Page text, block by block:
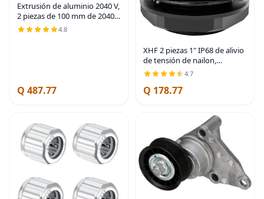
Extrusión de aluminio 2040 V,
2 piezas de 100 mm de 2040
ranura en V estándar
europeo anodizado perfil de
4.8
Q 487.77
XHF 2 piezas 1" IP68 de alivio
de tensión de nailon,
prensaestopas de cable
impermeables NPT
ajustables, UL listadas y
4.7
Q 178.77